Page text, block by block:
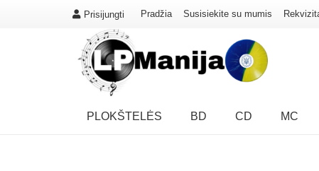
Prisijungti Pradžia Susisiekite su mumis
PLOKŠTELĖS BD CD MC